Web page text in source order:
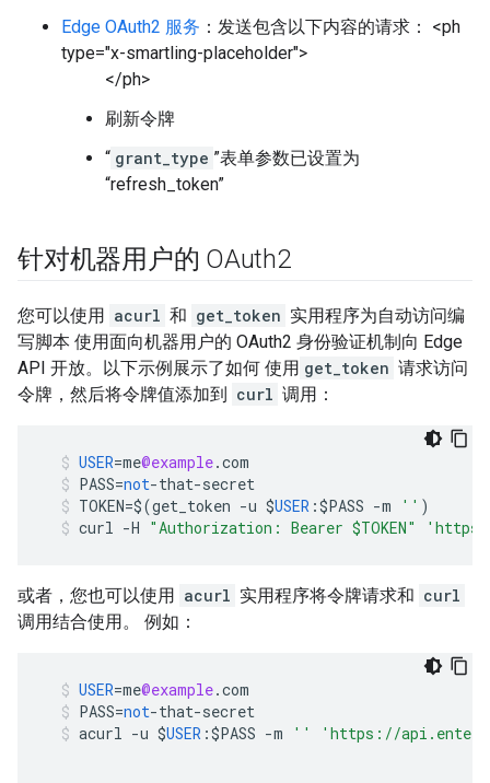
Edge OAuth2 服务 ：发送包含以下内容的请求： <ph
type="x-smartling-placeholder">
</ph>
刷新令牌
“ grant_type ”表单参数已设置为
“refresh_token”
针对机器用户的 OAuth2
您可以使用 acurl 和 get_token 实用程序为自动访问编
写脚本 使用面向机器用户的 OAuth2 身份验证机制向 Edge
API 开放。以下示例展示了如何 使用 get_token 请求访问
令牌，然后将令牌值添加到 curl 调用：
USER=me@example.com
PASS=not-that-secret
TOKEN=$(get_token -u $USER :$PASS -m '' )
curl -H "Authorization: Bearer $TOKEN"
或者，您也可以使用 acurl 实用程序将令牌请求和 curl
调用结合使用。 例如：
USER=me@example.com
PASS=not-that-secret
acurl -u $USER :$PASS -m '' 'https://